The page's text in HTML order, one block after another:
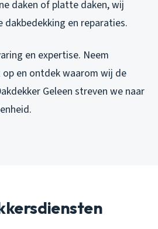
daken of platte daken, wij
en reparaties.
en expertise. Neem
en ontdek waarom wij de
Geleen streven we naar